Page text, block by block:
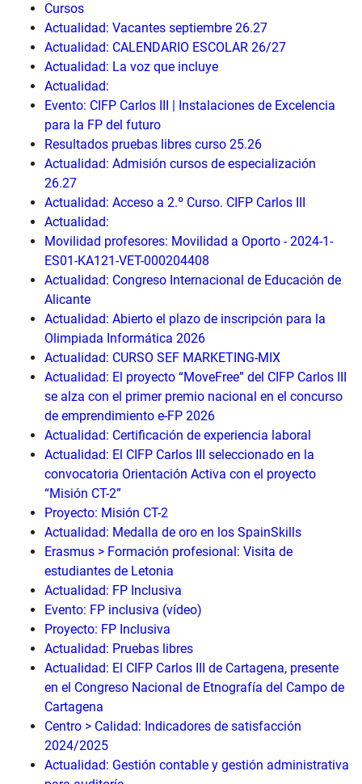
Cursos
Actualidad: Vacantes septiembre 26.27
Actualidad: CALENDARIO ESCOLAR 26/27
Actualidad: La voz que incluye
Actualidad:
Evento: CIFP Carlos III | Instalaciones de Excelencia
para la FP del futuro
Resultados pruebas libres curso 25.26
Actualidad: Admisión cursos de especialización
26.27
Actualidad: Acceso a 2.º Curso. CIFP Carlos III
Actualidad:
Movilidad profesores: Movilidad a Oporto - 2024-1-
ES01-KA121-VET-000204408
Actualidad: Congreso Internacional de Educación de
Alicante
Actualidad: Abierto el plazo de inscripción para la
Olimpiada Informática 2026
Actualidad: CURSO SEF MARKETING-MIX
Actualidad: El proyecto “MoveFree” del CIFP Carlos III
se alza con el primer premio nacional en el concurso
de emprendimiento e-FP 2026
Actualidad: Certificación de experiencia laboral
Actualidad: El CIFP Carlos III seleccionado en la
convocatoria Orientación Activa con el proyecto
“Misión CT-2”
Proyecto: Misión CT-2
Actualidad: Medalla de oro en los SpainSkills
Erasmus > Formación profesional: Visita de
estudiantes de Letonia
Actualidad: FP Inclusiva
Evento: FP inclusiva (vídeo)
Proyecto: FP Inclusiva
Actualidad: Pruebas libres
Actualidad: El CIFP Carlos III de Cartagena, presente
en el Congreso Nacional de Etnografía del Campo de
Cartagena
Centro > Calidad: Indicadores de satisfacción
2024/2025
Actualidad: Gestión contable y gestión administrativa